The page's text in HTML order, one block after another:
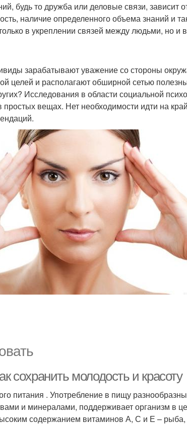
будь то дружба или деловые связи, зависит
наличие определенного объема знаний и
в укреплении связей между людьми, но и
зарабатывают уважение со стороны
целей и располагают обширной сетью
Исследования в области социальной
простых вещах. Нет необходимости идти на
сохранить молодость и красоту
питания . Употребление в пищу
и минералами, поддерживает организм в
содержанием витаминов А, С и Е –